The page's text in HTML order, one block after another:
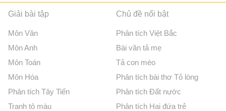
Giải bài tập
Môn Văn
Môn Anh
Môn Toán
Môn Hóa
Phân tích Tây Tiến
Tranh tô màu
Chủ đề nổi bật
Phân tích Việt Bắc
Bài văn tả mẹ
Tả con mèo
Phân tích bài thơ Tỏ lòng
Phân tích Đất nước
Phân tích Hai đứa trẻ